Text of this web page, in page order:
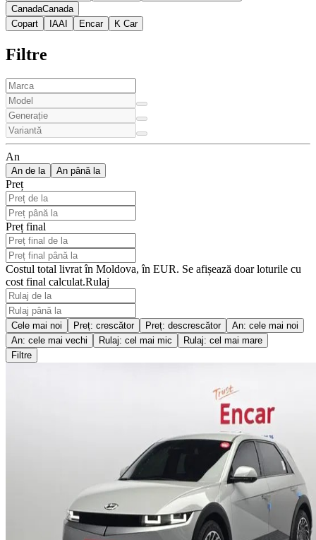
CanadaCanada
Copart
IAAI Encar K Car
Filtre
An
An de la An până la
Preț
Preț final
Costul total livrat în Moldova, în EUR. Se afișează doar loturile cu
cost final calculat.Rulaj
Cele mai noi Preț: crescător Preț: descrescător
An: cele mai noi
An: cele mai vechi
Rulaj: cel mai mic
Rulaj: cel mai mare
Filtre